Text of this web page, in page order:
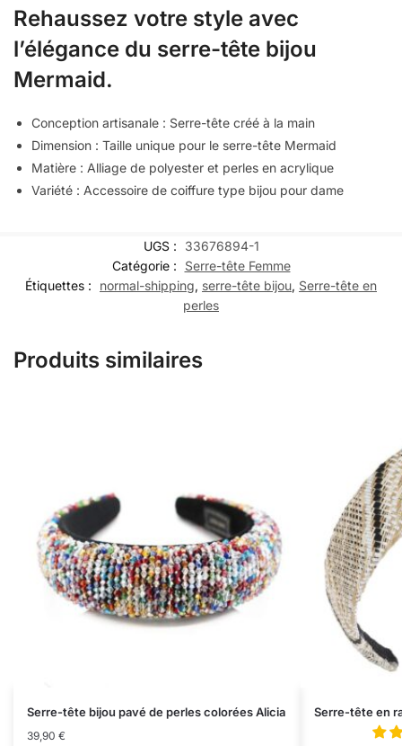
Rehaussez votre style avec
l’élégance du serre-tête bijou
Mermaid.
Conception artisanale : Serre-tête créé à la main
Dimension : Taille unique pour le serre-tête Mermaid
Matière : Alliage de polyester et perles en acrylique
Variété : Accessoire de coiffure type bijou pour dame
UGS :
33676894-1
Catégorie :
Serre-tête Femme
Étiquettes :
normal-shipping, serre-tête bijou, Serre-tête en
perles
Produits similaires
Serre-tête bijou pavé de perles colorées Alicia
39,90 €
Serre-tête en